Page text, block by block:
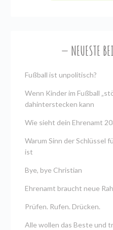
NEUESTE
Fußball ist unpolitisch?
Wenn Kinder im Fußball
dahinterstecken kann
Wie sieht dein Ehrenamt
Warum Sinn der Schlüssel
ist
Bye, bye Christian
Ehrenamt braucht neue
Prüfen. Rufen. Drücken.
Alle wollen das Beste und